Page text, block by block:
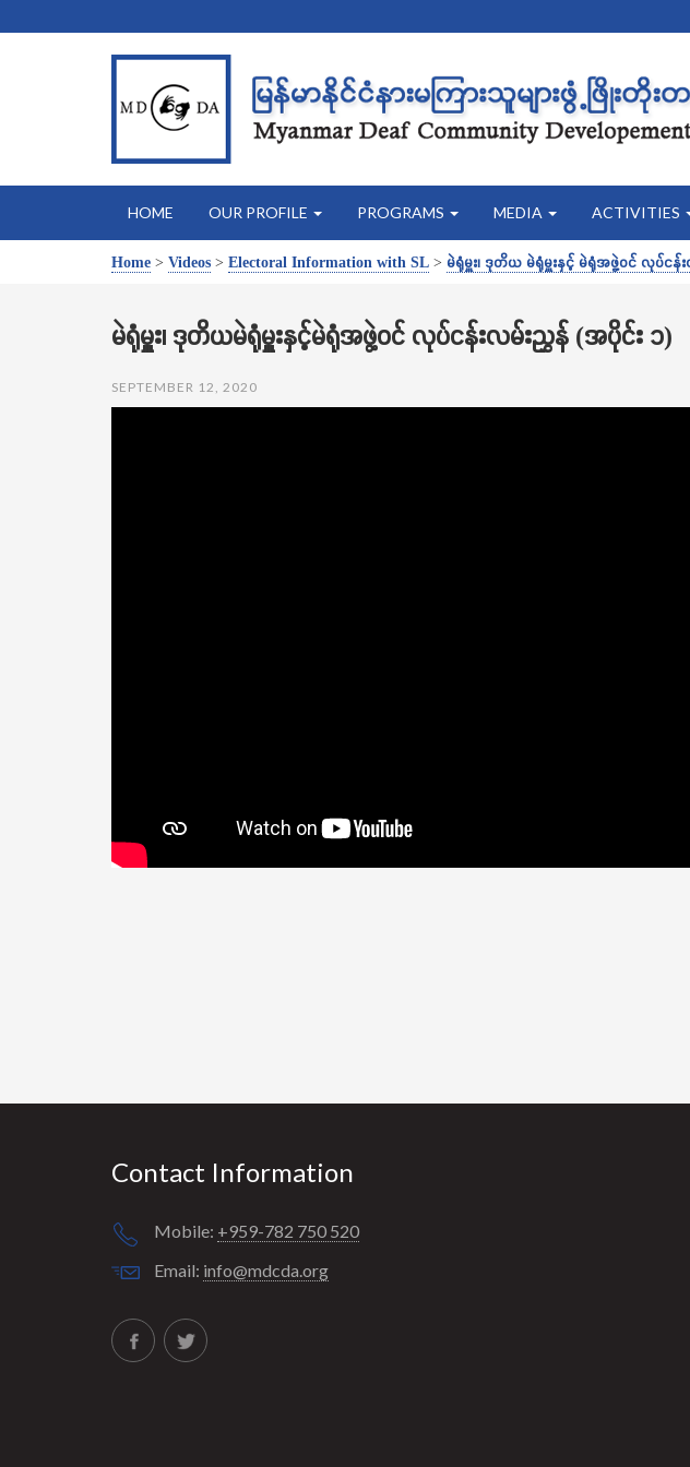
HOME OUR PROFILE PROGRAMS MEDIA ACTIVITIES
Home > Videos > Electoral Information with SL > မဲရုံမှူး၊ ဒုတိယ မဲရုံမှူးနှင့် မဲရုံအဖွဲ့ဝင် လုပ်ငန်
မဲရုံမှူး၊ ဒုတိယမဲရုံမှူးနှင့်မဲရုံအဖွဲ့ဝင် လုပ်ငန်းလမ်းညွှန် (အပိုင်း ၁)
SEPTEMBER 12, 2020
Contact Information
Mobile: +959-782 750 520
Email: info@mdcda.org